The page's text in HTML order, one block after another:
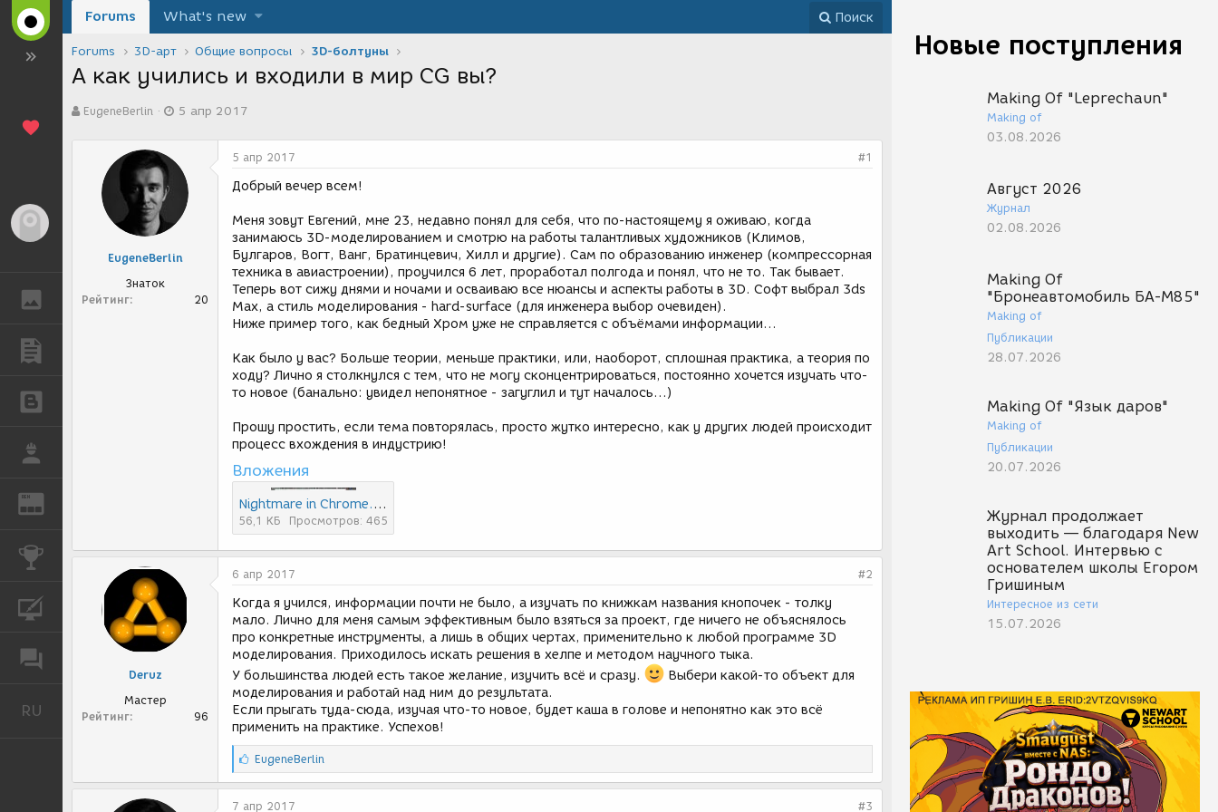
ГАЛЕРЕЯ
REN
КОНКУРСЫ
КУРСЫ
RU Русский
Новые поступления
Making Of "Leprechaun"
Making of
03.08.2026
Август 2026
Журнал
02.08.2026
Making Of
"Бронеавтомобиль БА-М85"
Making of
Публикации
28.07.2026
Making Of "Язык даров"
Making of
Публикации
20.07.2026
Журнал продолжает
выходить — благодаря New
Art School. Интервью с
основателем школы Егором
Гришиным
Интересное из сети
15.07.2026
Forums What's new Поиск
Forums 3D-арт Общие вопросы 3D-болтуны
А как учились и входили в мир CG вы?
в
EugeneBerlin
а
с
о
д
и
5 апр 2017
EugeneBerlin
Знаток
Рейтинг
20
5 апр 2017 #1
Добрый вечер всем!
Меня зовут Евгений, мне 23, недавно понял для себя, что по-настоящему я оживаю, когда
занимаюсь 3D-моделированием и смотрю на работы талантливых художников (Климов,
Булгаров, Вогт, Ванг, Братинцевич, Хилл и другие). Сам по образованию инженер (компрессорная
техника в авиастроении), проучился 6 лет, проработал полгода и понял, что не то. Так бывает.
Теперь вот сижу днями и ночами и осваиваю все нюансы и аспекты работы в 3D. Софт выбрал 3ds
Max, а стиль моделирования - hard-surface (для инженера выбор очевиден).
Ниже пример того, как бедный Хром уже не справляется с объёмами информации...
Как было у вас? Больше теории, меньше практики, или, наоборот, сплошная практика, а теория по
ходу? Лично я столкнулся с тем, что не могу сконцентрироваться, постоянно хочется изучать что-
то новое (банально: увидел непонятное - загуглил и тут началось...)
Прошу простить, если тема повторялась, просто жутко интересно, как у других людей происходит
процесс вхождения в индустрию!
Вложения
Nightmare in Chrome....jpg
56,1 КБ Просмотров: 465
Deruz
Мастер
Рейтинг
96
6 апр 2017 #2
Когда я учился, информации почти не было, а изучать по книжкам названия кнопочек - толку
мало. Лично для меня самым эффективным было взяться за проект, где ничего не объяснялось
про конкретные инструменты, а лишь в общих чертах, применительно к любой программе 3D
моделирования. Приходилось искать решения в хелпе и методом научного тыка.
У большинства людей есть такое желание, изучить всё и сразу.
Выбери какой-то объект для
моделирования и работай над ним до результата.
Если прыгать туда-сюда, изучая что-то новое, будет каша в голове и непонятно как это всё
применить на практике. Успехов!
С
и
м
п
EugeneBerlin
7 апр 2017 #3